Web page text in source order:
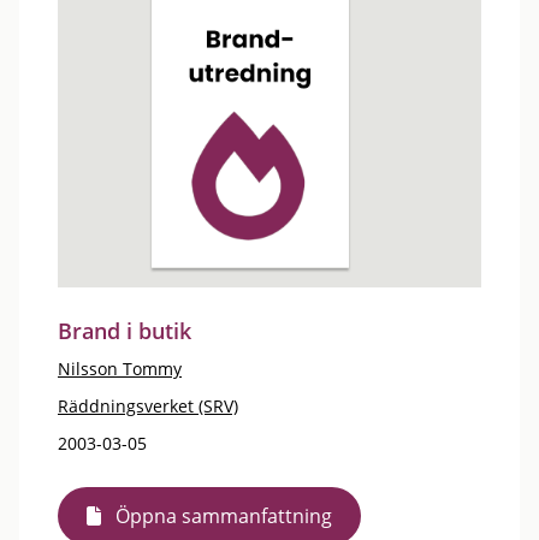
Brand i butik
Nilsson Tommy
Räddningsverket (SRV)
2003-03-05
Öppna sammanfattning